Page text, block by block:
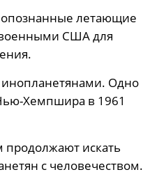
летающие
США для
Одно
Хемпшира в 1961
продолжают искать
с человечеством.